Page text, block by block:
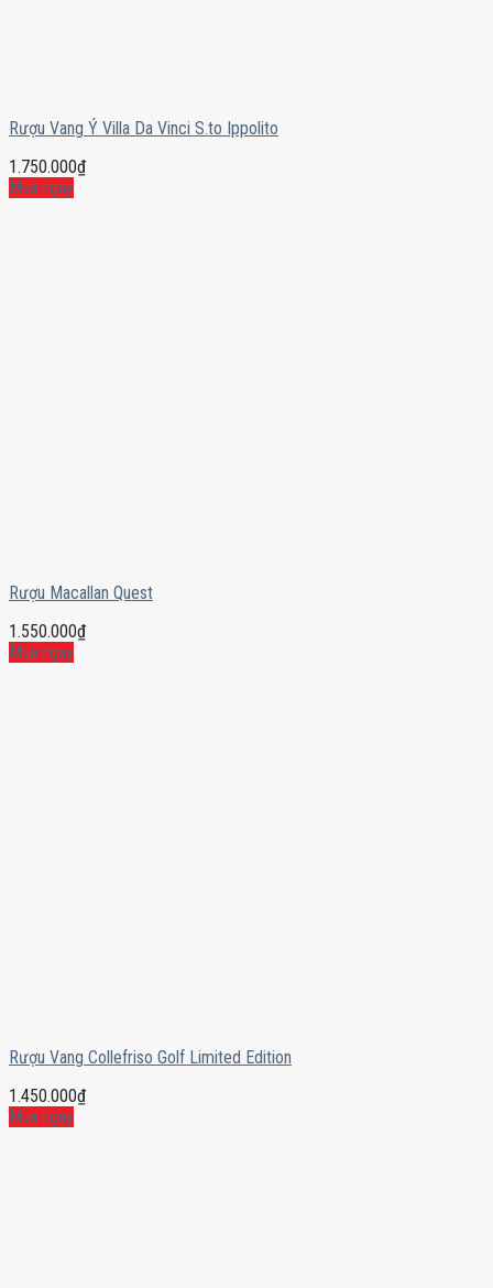
Rượu Vang Ý Villa Da Vinci S.to Ippolito
1.750.000₫
Mua ngay
Rượu Macallan Quest
1.550.000₫
Mua ngay
Rượu Vang Collefriso Golf Limited Edition
1.450.000₫
Mua ngay